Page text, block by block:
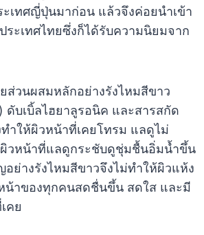
เทศญี่ปุ่นมาก่อน แล้วจึงค่อยนำเข้า
ระเทศไทยซึ่งก็ได้รับความนิยมจาก
ส่วนผสมหลักอย่างรังไหมสีขาว
ดับเบิ้ลไฮยาลูรอนิค และสารสกัด
ำให้ผิวหน้าที่เคยโทรม แลดูไม่
วหน้าที่แลดูกระชับดูชุ่มชื้นอิ่มน้ำขึ้น
ย่างรังไหมสีขาวจึงไม่ทำให้ผิวแห้ง
น้าของทุกคนสดชื่นขึ้น สดใส และมี
คย